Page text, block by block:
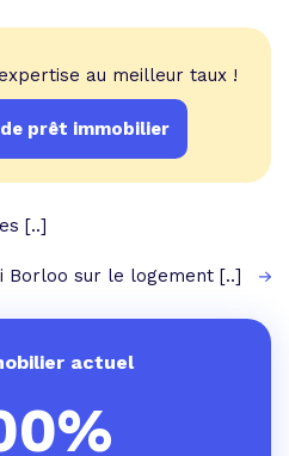
au meilleur taux !
prêt immobilier
[..]
Borloo sur le logement [..]
actuel